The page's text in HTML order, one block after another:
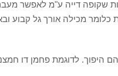
שקופה דייה ע"מ לאפשר
היפוך. לדוגמת פחמן דו